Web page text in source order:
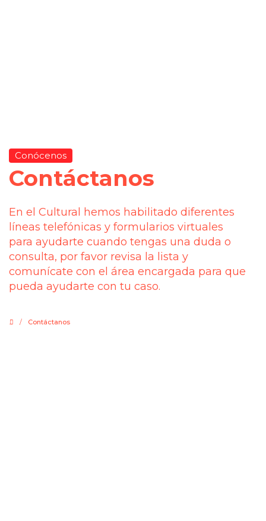
Conócenos
Contáctanos
En el Cultural hemos habilitado diferentes
líneas telefónicas y formularios virtuales
para ayudarte cuando tengas una duda o
consulta, por favor revisa la lista y
comunícate con el área encargada para que
pueda ayudarte con tu caso.
/ Contáctanos